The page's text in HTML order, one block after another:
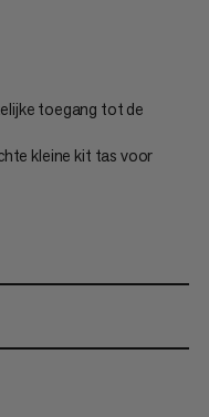
toegang tot de
kleine kit tas voor